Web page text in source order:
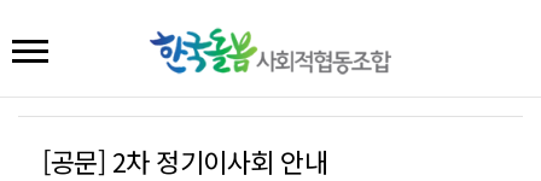
[공문] 2차 정기이사회 안내